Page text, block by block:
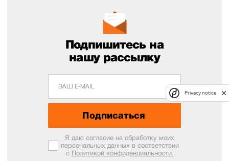
Подпишитесь на
нашу рассылку
Подписаться
Я даю согласие на обработку моих
персональных данных в соответствии
с Политикой конфиденциальности.
Privacy notice